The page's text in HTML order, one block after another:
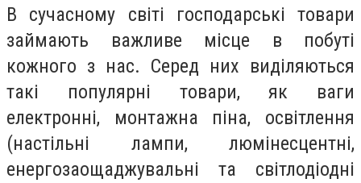
В сучасному світі господарські товари
займають важливе місце в побуті
кожного з нас. Серед них виділяються
такі популярні товари, як ваги
електронні, монтажна піна, освітлення
(настільні лампи, люмінесцентні,
енергозаощаджувальні та світлодіодні